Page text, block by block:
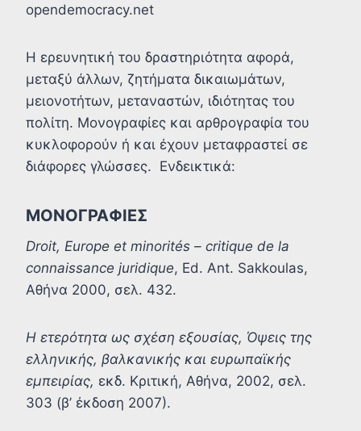
opendemocracy.net
Η ερευνητική του δραστηριότητα αφορά,
μεταξύ άλλων, ζητήματα δικαιωμάτων,
μειονοτήτων, μεταναστών, ιδιότητας του
πολίτη. Μονογραφίες και αρθρογραφία του
κυκλοφορούν ή και έχουν μεταφραστεί σε
διάφορες γλώσσες. Ενδεικτικά:
ΜΟΝΟΓΡΑΦΙΕΣ
Droit, Europe et minorités – critique de la
connaissance juridique, Ed. Ant. Sakkoulas,
Aθήνα 2000, σελ. 432.
Η ετερότητα ως σχέση εξουσίας, Όψεις της
ελληνικής, βαλκανικής και ευρωπαϊκής
εμπειρίας, εκδ. Κριτική, Αθήνα, 2002, σελ.
303 (β’ έκδοση 2007).